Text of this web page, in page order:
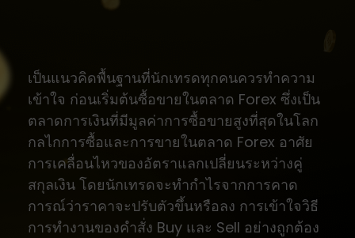
เป็นแนวคิดพื้นฐานที่นักเทรดทุกคนควรทำความ
เข้าใจ ก่อนเริ่มต้นซื้อขายในตลาด Forex ซึ่งเป็น
ตลาดการเงินที่มีมูลค่าการซื้อขายสูงที่สุดในโลก
กลไกการซื้อและการขายในตลาด Forex อาศัย
การเคลื่อนไหวของอัตราแลกเปลี่ยนระหว่างคู่
สกุลเงิน โดยนักเทรดจะทำกำไรจากการคาด
การณ์ว่าราคาจะปรับตัวขึ้นหรือลง การเข้าใจวิธี
การทำงานของคำสั่ง Buy และ Sell อย่างถูกต้อง